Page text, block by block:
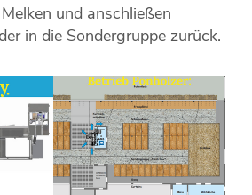
und anschließen
in die Sondergruppe zurück.